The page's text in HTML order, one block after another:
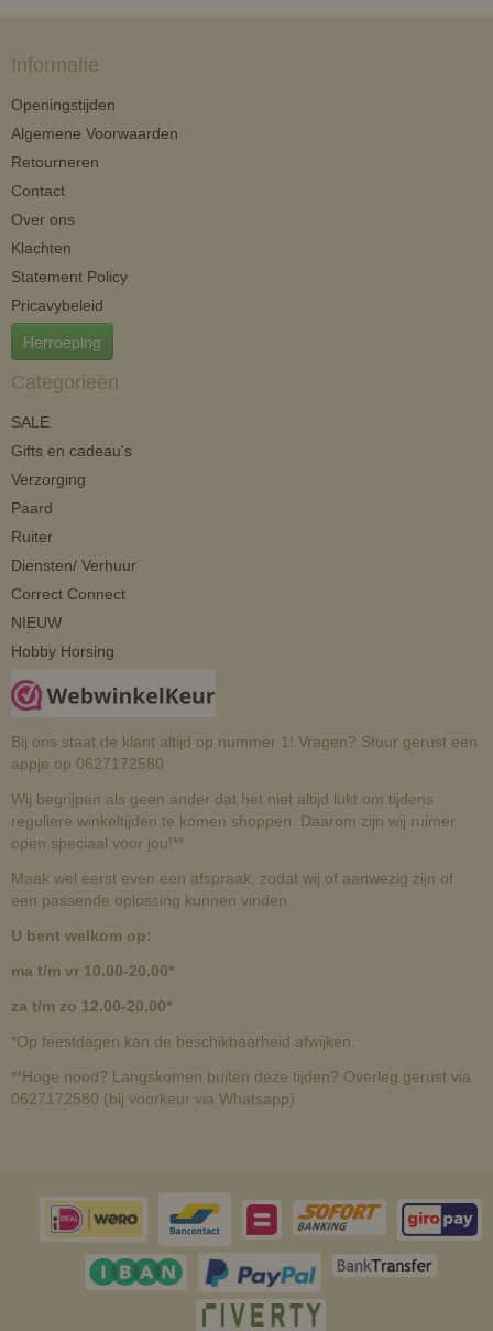
Informatie
Openingstijden
Algemene Voorwaarden
Retourneren
Contact
Over ons
Klachten
Statement Policy
Pricavybeleid
Herroeping
Categorieën
SALE
Gifts en cadeau's
Verzorging
Paard
Ruiter
Diensten/ Verhuur
Correct Connect
NIEUW
Hobby Horsing
Bij ons staat de klant altijd op nummer 1! Vragen? Stuur gerust een
appje op 0627172580
Wij begrijpen als geen ander dat het niet altijd lukt om tijdens
reguliere winkeltijden te komen shoppen. Daarom zijn wij ruimer
open speciaal voor jou!**
Maak wel eerst even een afspraak, zodat wij of aanwezig zijn of
een passende oplossing kunnen vinden.
U bent welkom op:
ma t/m vr 10.00-20.00*
za t/m zo 12.00-20.00*
*Op feestdagen kan de beschikbaarheid afwijken.
**Hoge nood? Langskomen buiten deze tijden? Overleg gerust via
0627172580 (bij voorkeur via Whatsapp)